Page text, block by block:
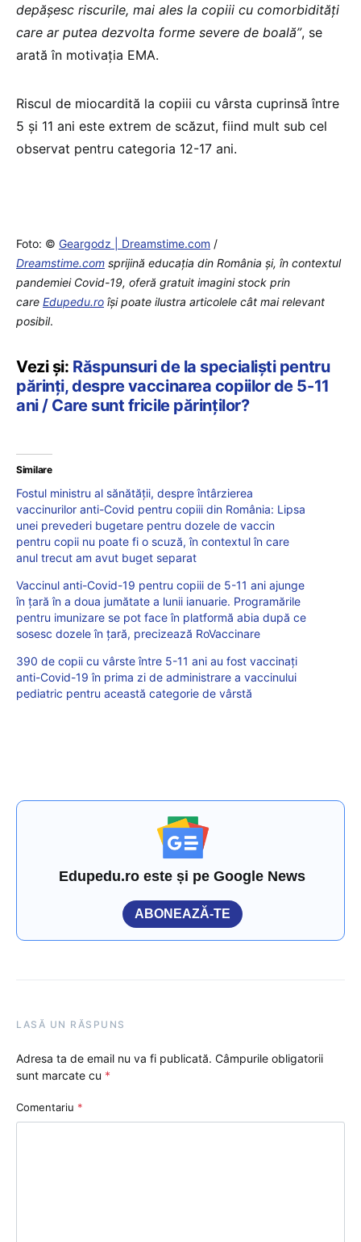
depășesc riscurile, mai ales la copiii cu comorbidități
care ar putea dezvolta forme severe de boală”, se
arată în motivația EMA.
Riscul de miocardită la copiii cu vârsta cuprinsă între
5 și 11 ani este extrem de scăzut, fiind mult sub cel
observat pentru categoria 12-17 ani.
Foto: © Geargodz | Dreamstime.com /
Dreamstime.com sprijină educaţia din România şi, în contextul
pandemiei Covid-19, oferă gratuit imagini stock prin
care Edupedu.ro îşi poate ilustra articolele cât mai relevant
posibil.
Vezi și: Răspunsuri de la specialiști pentru
părinți, despre vaccinarea copiilor de 5-11
ani / Care sunt fricile părinților?
Similare
Fostul ministru al sănătății, despre întârzierea
vaccinurilor anti-Covid pentru copiii din România: Lipsa
unei prevederi bugetare pentru dozele de vaccin
pentru copii nu poate fi o scuză, în contextul în care
anul trecut am avut buget separat
Vaccinul anti-Covid-19 pentru copiii de 5-11 ani ajunge
în țară în a doua jumătate a lunii ianuarie. Programările
pentru imunizare se pot face în platformă abia după ce
sosesc dozele în țară, precizează RoVaccinare
390 de copii cu vârste între 5-11 ani au fost vaccinați
anti-Covid-19 în prima zi de administrare a vaccinului
pediatric pentru această categorie de vârstă
Edupedu.ro este și pe Google News
ABONEAZĂ-TE
LASĂ UN RĂSPUNS
Adresa ta de email nu va fi publicată. Câmpurile obligatorii
sunt marcate cu *
Comentariu *